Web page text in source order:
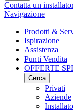
Contatta un
Navigazione
Prodotti &
Ispirazione
Assistenza
Punti Vendita
OFFERTE
Cerca
Privati
Aziende